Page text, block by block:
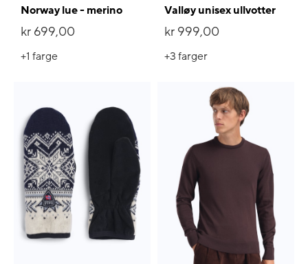
Norway lue - merino
kr 699,00
+1 farge
Valløy unisex ullvotter
kr 999,00
+3farger